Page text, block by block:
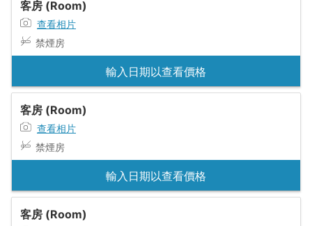
客房 (Room)
查看相片
禁煙房
輸入日期以查看價格
客房 (Room)
查看相片
禁煙房
輸入日期以查看價格
客房 (Room)